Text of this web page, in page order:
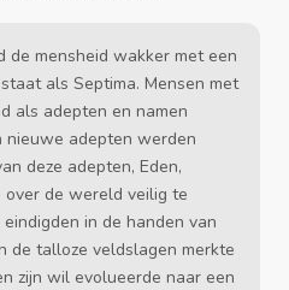
de mensheid wakker met een
als Septima. Mensen met
als adepten en namen
adepten werden
deze adepten, Eden,
de wereld veilig te
in de handen van
de talloze veldslagen merkte
zijn wil evolueerde naar een